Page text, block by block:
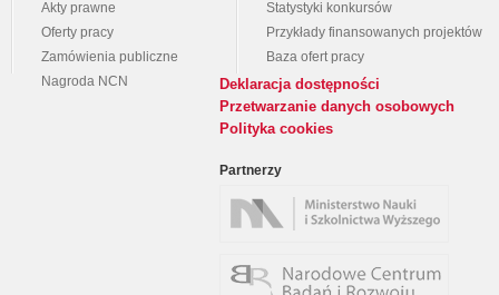
Akty prawne
Oferty pracy
Zamówienia publiczne
Nagroda NCN
Statystyki konkursów
Przykłady finansowanych projektów
Baza ofert pracy
Deklaracja dostępności
Przetwarzanie danych osobowych
Polityka cookies
Partnerzy